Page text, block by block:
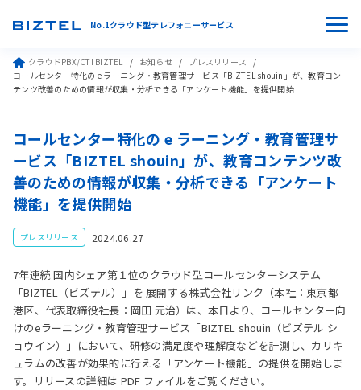
No.1クラウド型テレフォニーサービス
クラウドPBX/CTI BIZTEL お知らせ
プレスリリース
コールセンター特化の e ラーニング・教育管理サービス「BIZTEL shouin」が、教育コン
テンツ改善のための情報が収集・分析できる「アンケート機能」を提供開始
コールセンター特化の e ラーニング・教育管理サ
ービス「BIZTEL shouin」が、教育コンテンツ改
善のための情報が収集・分析できる「アンケート
機能」を提供開始
プレスリリース 2024.06.27
7年連続 国内シェア第１位のクラウド型コールセンターシステム
「BIZTEL（ビズテル）」を 展開する株式会社リンク（本社：東京都
港区、代表取締役社長：岡田 元治）は、本日より、コールセンター向
けのeラーニング・教育管理サービス「BIZTEL shouin（ビズテル シ
ョウイン）」において、研修の満足度や理解度などを計測し、カリキ
ュラムの改善が効果的に行える「アンケート機能」の提供を開始しま
す。リリースの詳細は PDF ファイルをご覧ください。